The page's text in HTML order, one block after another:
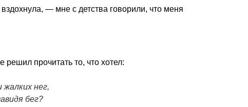
— мне с детства говорили, что меня
прочитать то, что хотел:
нег,
бег?